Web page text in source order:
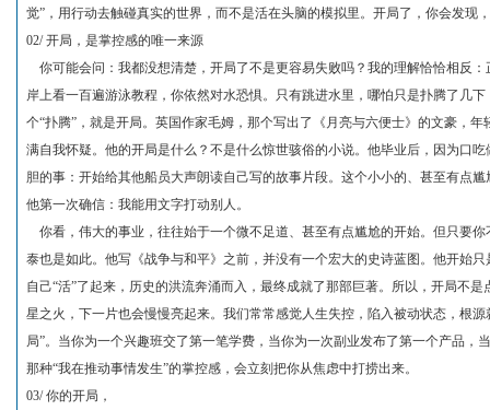
觉”，用行动去触碰真实的世界，而不是活在头脑的模拟里。开局了，你会发现
02/ 开局，是掌控感的唯一来源
你可能会问：我都没想清楚，开局了不是更容易失败吗？我的理解恰恰相反
岸上看一百遍游泳教程，你依然对水恐惧。只有跳进水里，哪怕只是扑腾了几
个“扑腾”，就是开局。英国作家毛姆，那个写出了《月亮与六便士》的文豪，
满自我怀疑。他的开局是什么？不是什么惊世骇俗的小说。他毕业后，因为口
胆的事：开始给其他船员大声朗读自己写的故事片段。这个小小的、甚至有点
他第一次确信：我能用文字打动别人。
你看，伟大的事业，往往始于一个微不足道、甚至有点尴尬的开始。但只要
泰也是如此。他写《战争与和平》之前，并没有一个宏大的史诗蓝图。他开始
自己“活”了起来，历史的洪流奔涌而入，最终成就了那部巨著。所以，开局不
星之火，下一片也会慢慢亮起来。我们常常感觉人生失控，陷入被动状态，根源
局”。当你为一个兴趣班交了第一笔学费，当你为一次副业发布了第一个产品，
那种“我在推动事情发生”的掌控感，会立刻把你从焦虑中打捞出来。
03/ 你的开局，